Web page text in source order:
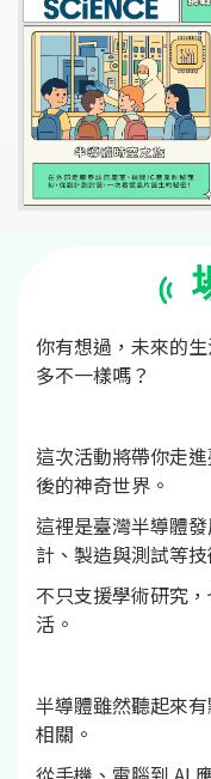
你有想過，未來的
多不一樣嗎？
這次活動將帶你走
後的神奇世界。
這裡是臺灣半導體
計、製造與測試等技
不只支援學術研究
活。
半導體雖然聽起來
相關。